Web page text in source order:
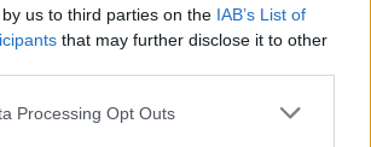
us to third parties on the IAB’s List of
that may further disclose it to other
website/app uses one or more Google
Processing Opt Outs